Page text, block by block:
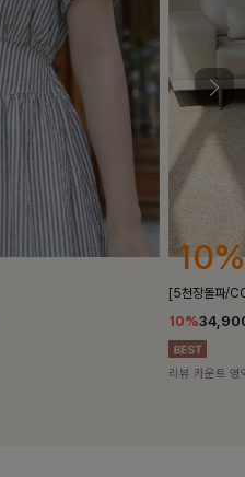
우스
18%
켄픈배색 스트
18%
리뷰 카운트 영